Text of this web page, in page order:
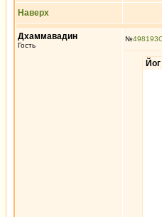
Наверх
Дхаммавадин
Гость
№498193
Йог